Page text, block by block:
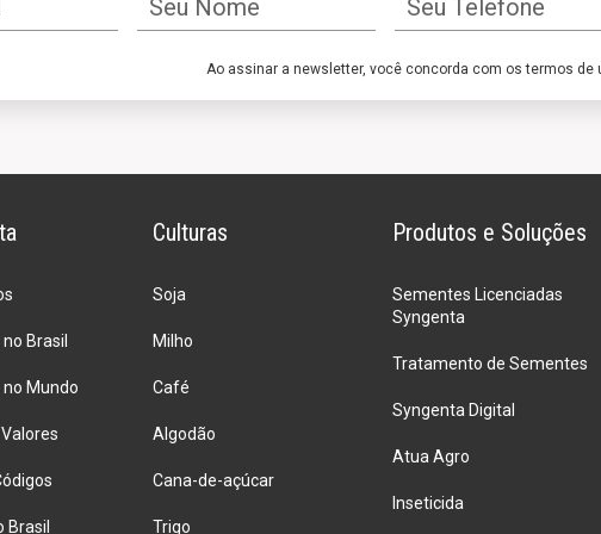
Ao assinar a newsletter, você concorda com os termos de
Brasil
Mundo
Brasil
Culturas
Soja
Milho
Café
Algodão
Cana-de-açúcar
Trigo
Produtos e Soluções
Sementes Licenciadas
Syngenta
Tratamento de Sementes
Syngenta Digital
Atua Agro
Inseticida